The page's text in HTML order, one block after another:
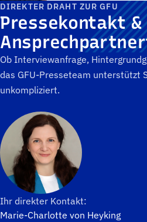
DIREKTER DRAHT ZUR GFU
Pressekontakt &
Ob Interviewanfrage,
das GFU-Presseteam unterstützt
unkompliziert.
Ihr direkter Kontakt:
Marie-Charlotte von Heyking